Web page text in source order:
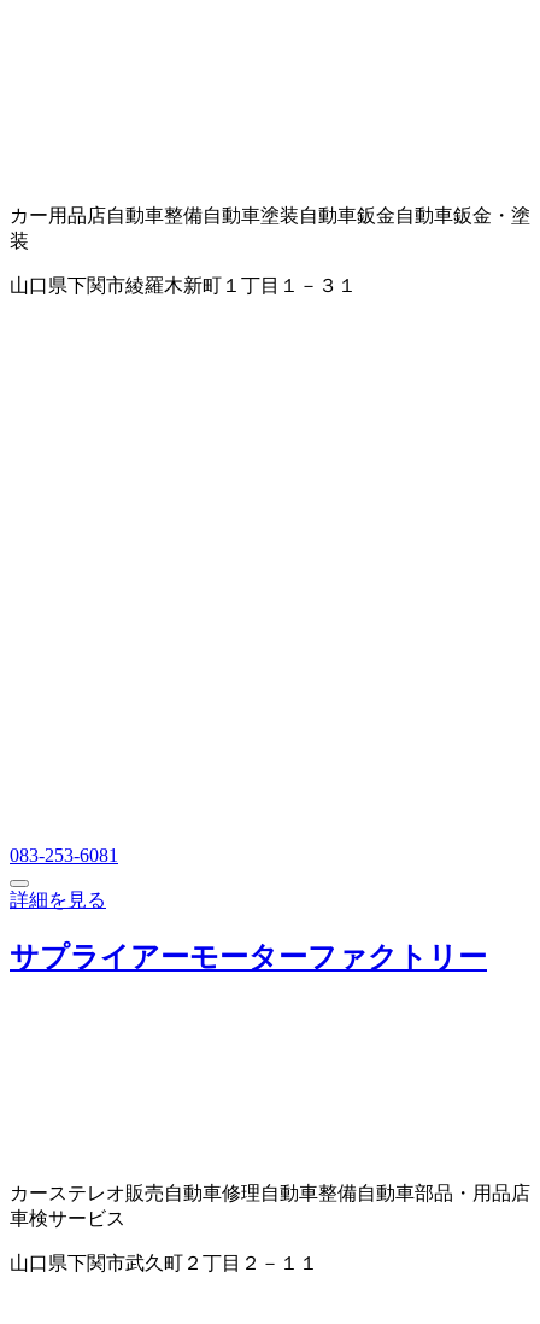
カー用品店自動車整備自動車塗装自動車鈑金自動車鈑金・塗
装
山口県下関市綾羅木新町１丁目１－３１
083-253-6081
詳細を見る
サプライアーモーターファクトリー
カーステレオ販売自動車修理自動車整備自動車部品・用品店
車検サービス
山口県下関市武久町２丁目２－１１